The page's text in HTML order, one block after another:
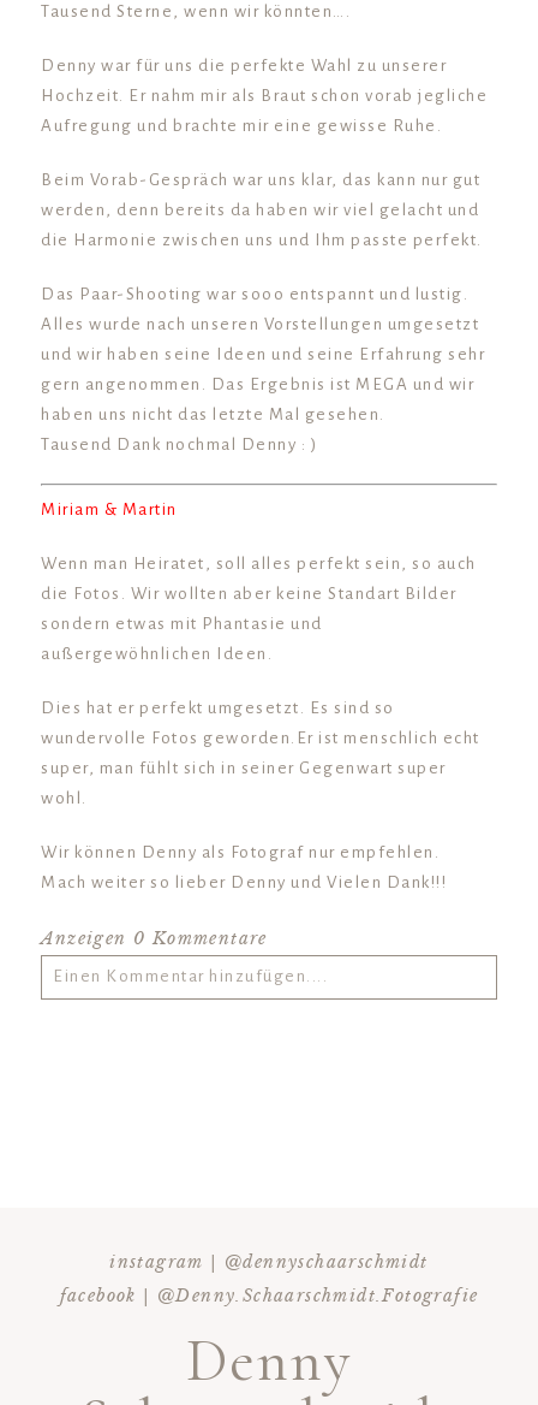
Tausend Sterne, wenn wir könnten….
Denny war für uns die perfekte Wahl zu unserer
Hochzeit. Er nahm mir als Braut schon vorab jegliche
Aufregung und brachte mir eine gewisse Ruhe.
Beim Vorab-Gespräch war uns klar, das kann nur gut
werden, denn bereits da haben wir viel gelacht und
die Harmonie zwischen uns und Ihm passte perfekt.
Das Paar-Shooting war sooo entspannt und lustig.
Alles wurde nach unseren Vorstellungen umgesetzt
und wir haben seine Ideen und seine Erfahrung sehr
gern angenommen. Das Ergebnis ist MEGA und wir
haben uns nicht das letzte Mal gesehen.
Tausend Dank nochmal Denny : )
Miriam & Martin
Wenn man Heiratet, soll alles perfekt sein, so auch
die Fotos. Wir wollten aber keine Standart Bilder
sondern etwas mit Phantasie und
außergewöhnlichen Ideen.
Dies hat er perfekt umgesetzt. Es sind so
wundervolle Fotos geworden.Er ist menschlich echt
super, man fühlt sich in seiner Gegenwart super
wohl.
Wir können Denny als Fotograf nur empfehlen.
Mach weiter so lieber Denny und Vielen Dank!!!
Anzeigen 0 Kommentare
Einen Kommentar hinzufügen....
KOMMENTAR HINZUFÜGEN
instagram | @dennyschaarschmidt
facebook | @Denny.Schaarschmidt.Fotografie
Denny